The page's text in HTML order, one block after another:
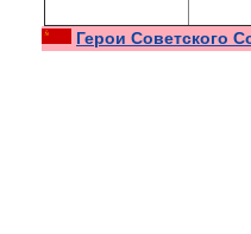
Герои Советского